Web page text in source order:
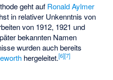
geht auf Ronald Aylmer
in relativer Unkenntnis von
von 1912, 1921 und
bekannten Namen
wurden auch bereits
hergeleitet.[6][7]